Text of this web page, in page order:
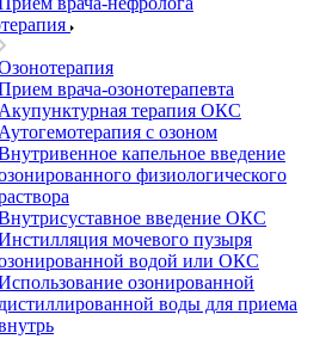
врача-озонотерапевта
Акупунктурная терапия ОКС
Аутогемотерапия с озоном
капельное введение
физиологического
введение ОКС
мочевого пузыря
водой или ОКС
озонированной
дистиллированной воды для приема